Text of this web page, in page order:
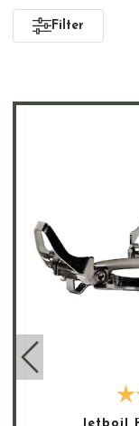
Filter
Jetboil